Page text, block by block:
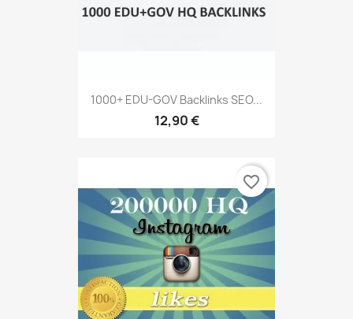
1000+ EDU-GOV Backlinks SEO...
12,90 €
favorite_border